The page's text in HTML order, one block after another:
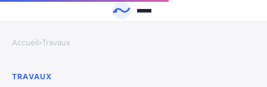
Accueil›Travaux
TRAVAUX